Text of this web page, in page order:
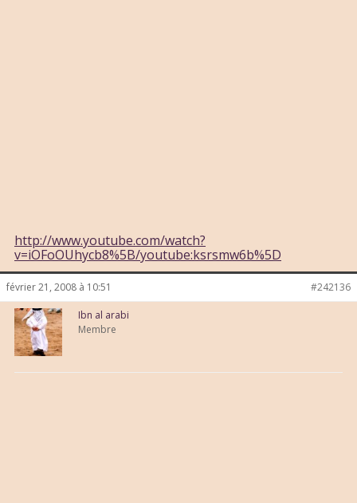
http://www.youtube.com/watch?
v=iOFoOUhycb8%5B/youtube:ksrsmw6b%5D
février 21, 2008 à 10:51 #242136
Ibn al arabi
Membre